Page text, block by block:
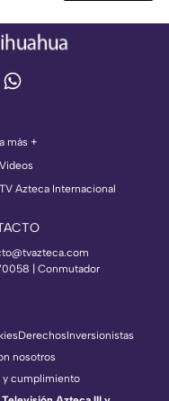
a más +
Videos
TV Azteca Internacional
| Conmutador
DerechosInversionistas
nosotros
y cumplimiento